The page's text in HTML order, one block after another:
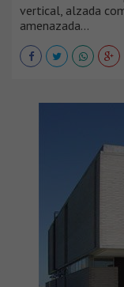
vertical, alzada
amenazada...